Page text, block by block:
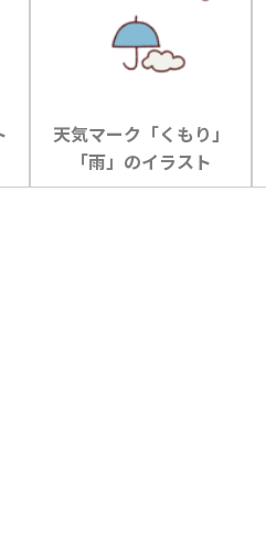
天気マーク「くもり」
「雨」のイラスト